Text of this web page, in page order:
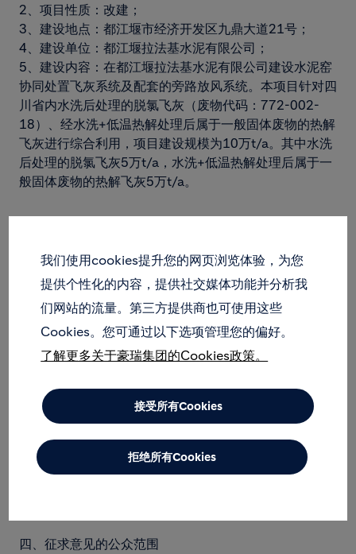
2、项目性质：改建；
3、建设地点：都江堰市经济开发区九鼎大道21号；
4、建设单位：都江堰拉法基水泥有限公司；
5、建设内容：在都江堰拉法基水泥有限公司建设水泥窑
协同处置飞灰系统及配套的旁路放风系统。本项目针对四
川省内水洗后处理的脱氯飞灰（废物代码：772-002-
18）、经水洗+低温热解处理后属于一般固体废物的热解
飞灰进行综合利用，项目建设规模为10万t/a。其中水洗
后处理的脱氯飞灰5万t/a，水洗+低温热解处理后属于一
般固体废物的热解飞灰5万t/a。
建设单位：都江堰拉法基水泥有限公司
联系人：王卫东
联系电话：028-87196929
传 真：028-87196929
电子邮箱：weidong.wang@holcim.com
通讯地址：都江堰市经济开发区九鼎大道 21 号
三、环境影响评价机构的名称和联系方式
环境影响评价单位：四川省环科源科技有限公司
地址：成都市天府新区天府四街199号A栋12 层
联 系 人：吴翰林
联系电话：028-61863319
四、征求意见的公众范围
我们使用cookies提升您的网页浏览体验，为您
提供个性化的内容，提供社交媒体功能并分析我
们网站的流量。第三方提供商也可使用这些
Cookies。您可通过以下选项管理您的偏好。
了解更多关于豪瑞集团的Cookies政策。
接受所有Cookies
拒绝所有Cookies